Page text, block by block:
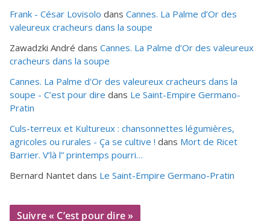
Frank - César Lovisolo dans Cannes. La Palme d’Or des
valeureux cracheurs dans la soupe
Zawadzki André dans Cannes. La Palme d’Or des valeureux
cracheurs dans la soupe
Cannes. La Palme d'Or des valeureux cracheurs dans la
soupe - C’est pour dire dans Le Saint-Empire Germano-
Pratin
Culs-terreux et Kultureux : chansonnettes légumières,
agricoles ou rurales - Ça se cultive ! dans Mort de Ricet
Barrier. V’là l” printemps pourri…
Bernard Nantet dans Le Saint-Empire Germano-Pratin
Suivre « C’est pour dire »